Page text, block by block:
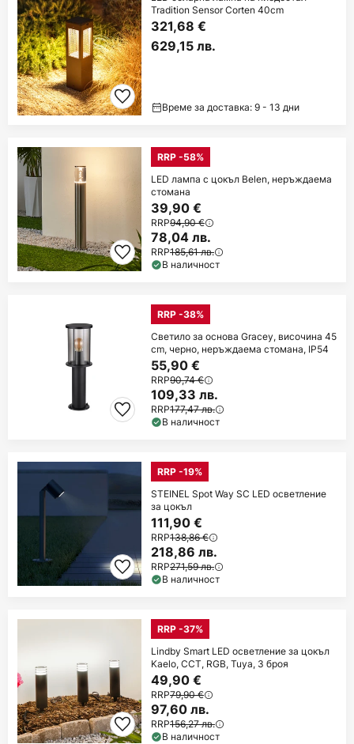
Tradition Sensor Corten 40cm
321,68 €
629,15 лв.
Време за доставка: 9 - 13 дни
RRP -58%
LED лампа с цокъл Belen, неръждаема
стомана
39,90 €
RRP94,90 €
78,04 лв.
RRP185,61 лв.
В наличност
RRP -38%
Светило за основа Gracey, височина 45
cm, черно, неръждаема стомана, IP54
55,90 €
RRP90,74 €
109,33 лв.
RRP177,47 лв.
В наличност
RRP -19%
STEINEL Spot Way SC LED осветление
за цокъл
111,90 €
RRP138,86 €
218,86 лв.
RRP271,59 лв.
В наличност
RRP -37%
Lindby Smart LED осветление за цокъл
Kaelo, CCT, RGB, Tuya, 3 броя
49,90 €
RRP79,90 €
97,60 лв.
RRP156,27 лв.
В наличност